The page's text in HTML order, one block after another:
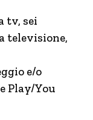
tv, sei
televisione,
e/o
Play/You